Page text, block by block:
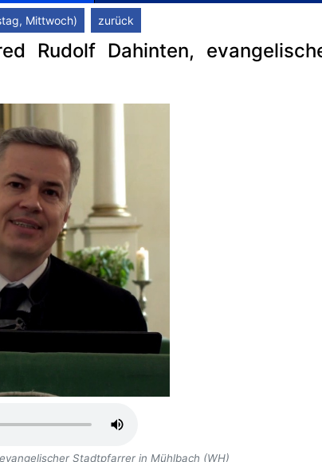
Mittwoch) zurück
Rudolf Dahinten,
Stadtpfarrer in Mühlbach (WH)